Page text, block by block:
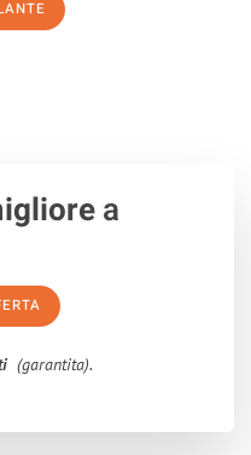
a
(garantita).